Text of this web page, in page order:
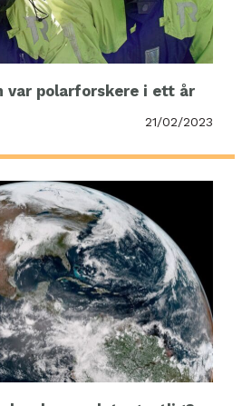
var polarforskere i ett år
21/02/2023